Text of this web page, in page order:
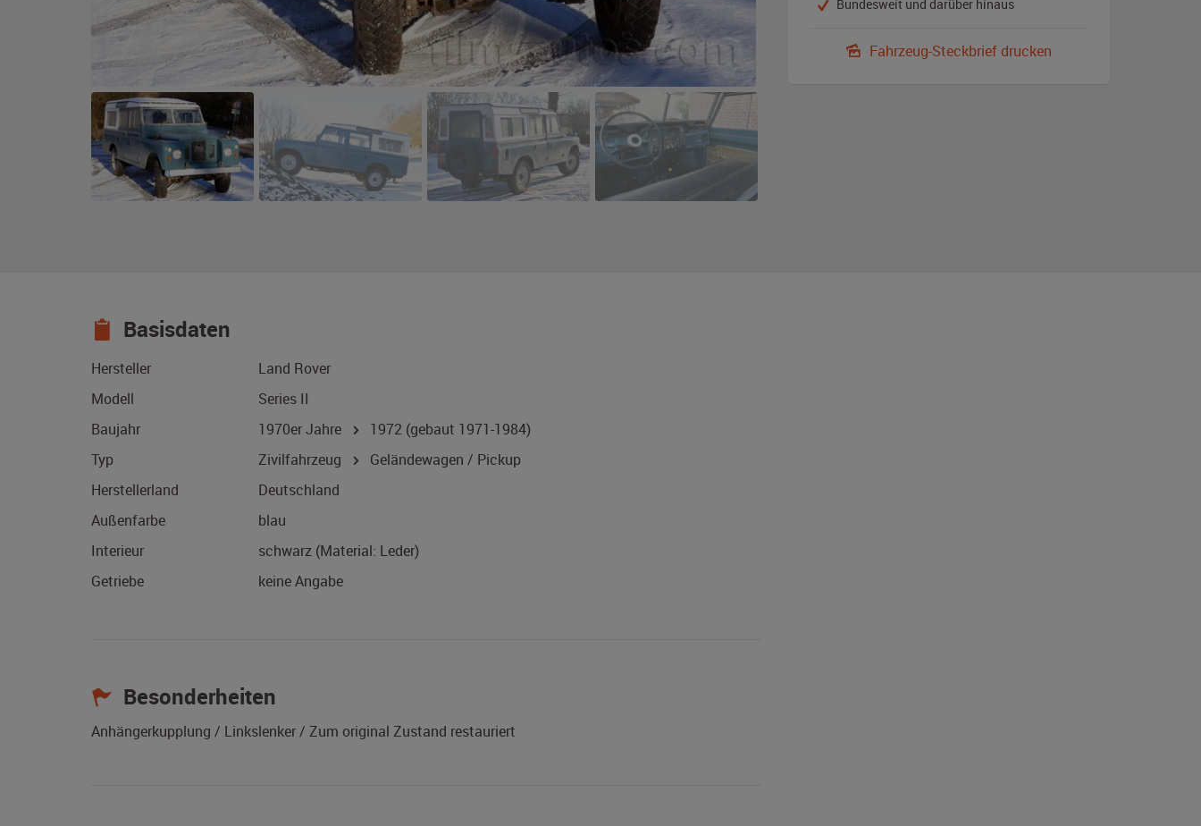
Bundesweit und darüber hinaus
Fahrzeug-Steckbrief drucken
Basisdaten
Hersteller
Land Rover
Modell
Series II
Baujahr
1970er Jahre 1972 (gebaut 1971-1984)
Typ
Zivilfahrzeug
Geländewagen / Pickup
Herstellerland
Deutschland
Außenfarbe
blau
Interieur
schwarz (Material: Leder)
Getriebe
keine Angabe
Besonderheiten
Anhängerkupplung / Linkslenker / Zum original Zustand restauriert